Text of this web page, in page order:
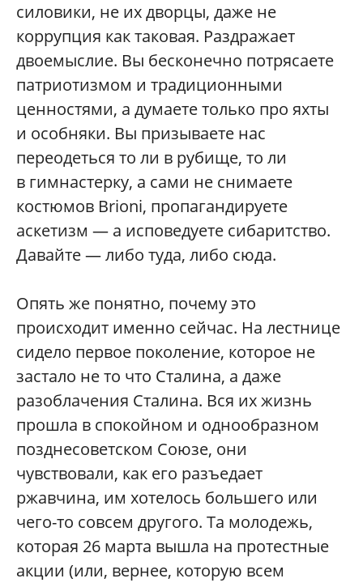
силовики, не их дворцы, даже не
коррупция как таковая. Раздражает
двоемыслие. Вы бесконечно потрясаете
патриотизмом и традиционными
ценностями, а думаете только про яхты
и особняки. Вы призываете нас
переодеться то ли в рубище, то ли
в гимнастерку, а сами не снимаете
костюмов Brioni, пропагандируете
аскетизм — а исповедуете сибаритство.
Давайте — либо туда, либо сюда.
Опять же понятно, почему это
происходит именно сейчас. На лестнице
сидело первое поколение, которое не
застало не то что Сталина, а даже
разоблачения Сталина. Вся их жизнь
прошла в спокойном и однообразном
позднесоветском Союзе, они
чувствовали, как его разъедает
ржавчина, им хотелось большего или
чего-то совсем другого. Та молодежь,
которая 26 марта вышла на протестные
акции (или, вернее, которую всем